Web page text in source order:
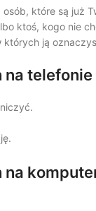
które są już
ktoś, kogo nie
których ją
telefonie